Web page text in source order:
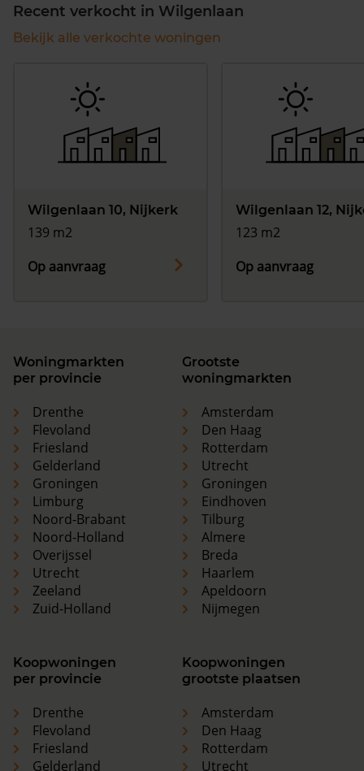
Recent verkocht in Wilgenlaan
Bekijk alle verkochte woningen
Wilgenlaan 10, Nijkerk
139 m2
Op aanvraag
Wilgenlaan 12,
123 m2
Op aanvraag
Woningmarkten
per provincie
Drenthe
Flevoland
Friesland
Gelderland
Groningen
Limburg
Noord-Brabant
Noord-Holland
Overijssel
Utrecht
Zeeland
Zuid-Holland
Grootste
woningmarkten
Amsterdam
Den Haag
Rotterdam
Utrecht
Groningen
Eindhoven
Tilburg
Almere
Breda
Haarlem
Apeldoorn
Nijmegen
Koopwoningen
per provincie
Drenthe
Flevoland
Friesland
Gelderland
Koopwoningen
grootste plaatsen
Amsterdam
Den Haag
Rotterdam
Utrecht